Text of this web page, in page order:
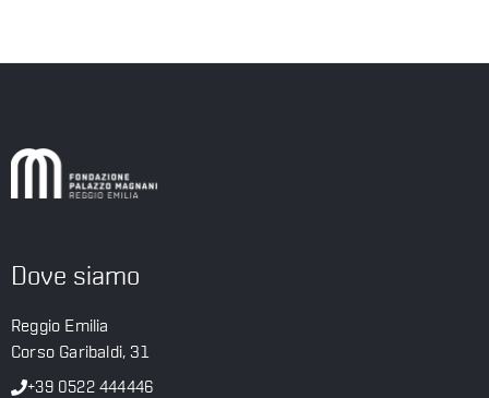
Dove siamo
Reggio Emilia
Corso Garibaldi, 31
+39 0522 444446